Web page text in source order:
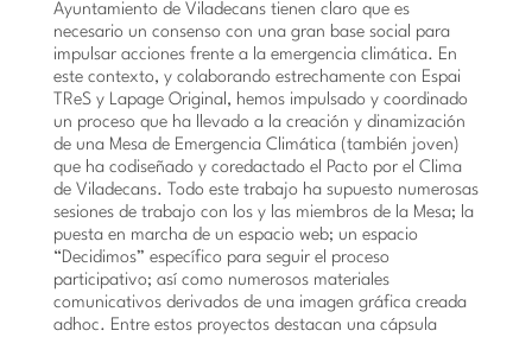
Ayuntamiento de Viladecans tienen claro que es
necesario un consenso con una gran base social para
impulsar acciones frente a la emergencia climática. En
este contexto, y colaborando estrechamente con Espai
TReS y Lapage Original, hemos impulsado y coordinado
un proceso que ha llevado a la creación y dinamización
de una Mesa de Emergencia Climática (también joven)
que ha codiseñado y coredactado el Pacto por el Clima
de Viladecans. Todo este trabajo ha supuesto numerosas
sesiones de trabajo con los y las miembros de la Mesa; la
puesta en marcha de un espacio web; un espacio
“Decidimos” específico para seguir el proceso
participativo; así como numerosos materiales
comunicativos derivados de una imagen gráfica creada
adhoc. Entre estos proyectos destacan una cápsula